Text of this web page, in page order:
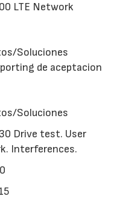
LTE Network
Soluciones
de aceptacion
Soluciones
Drive test. User
Interferences.